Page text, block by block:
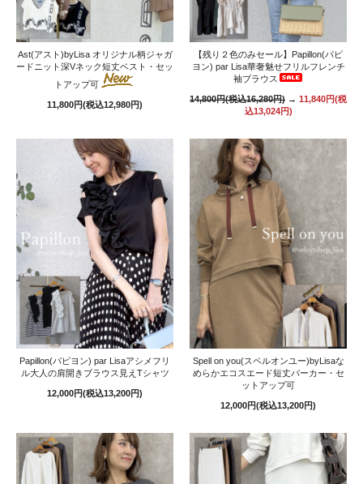
Ast(アスト)byLisa オリジナル柄ジャガ
ードニット深Vネック短丈ベスト・セッ
トアップ可
11,800円(税込12,980円)
【残り２色のみセール】Papillon(パピ
ヨン) par Lisa華奢魅せフリルフレンチ
袖ブラウス
14,800円(税込16,280円) → 11,840円(税
込13,024円)
Papillon(パピヨン) par Lisaアシメフリ
ル大人の肩開きブラウス見えTシャツ
12,000円(税込13,200円)
Spell on you(スペルオンユー)byLisaな
めらかエコスエード短丈パーカー・セ
ットアップ可
12,000円(税込13,200円)